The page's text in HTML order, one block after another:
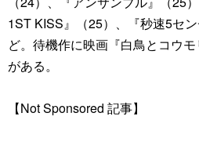
1ST KISS』（25）、『秒速5セ
ど。待機作に映画『白鳥とコウモ
がある。
【Not Sponsored 記事】